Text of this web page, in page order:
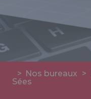
> Nos bureaux >
Sées